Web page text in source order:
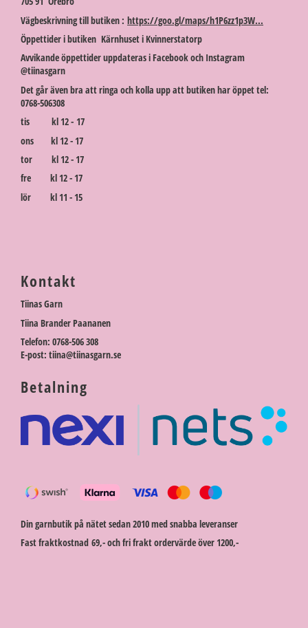
Vägbeskrivning till butiken : https://goo.gl/maps/h1P6zz1p3W...
Öppettider i butiken Kärnhuset i Kvinnerstatorp
Avvikande öppettider uppdateras i Facebook och Instagram
@tiinasgarn
Det går även bra att ringa och kolla upp att butiken har öppet tel:
0768-506308
tis kl 12 - 17
ons kl 12 - 17
tor kl 12 - 17
fre kl 12 - 17
lör kl 11 - 15
Kontakt
Tiinas Garn
Tiina Brander Paananen
Telefon: 0768-506 308
E-post: tiina@tiinasgarn.se
Betalning
Din garnbutik på nätet sedan 2010 med snabba leveranser
Fast fraktkostnad 69,- och fri frakt ordervärde över 1200,-